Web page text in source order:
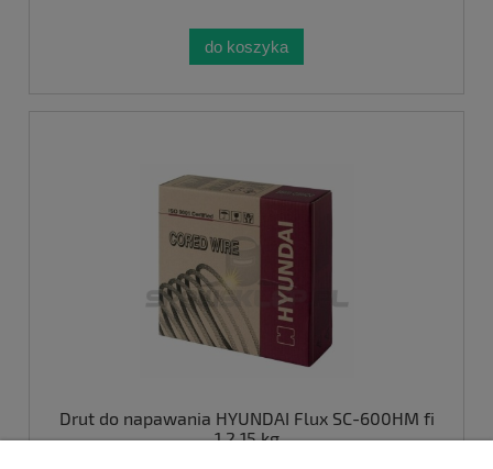
do koszyka
Drut do napawania HYUNDAI Flux SC-600HM fi
1,2 15 kg